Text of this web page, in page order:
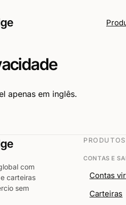
apenas em inglês.
com
carteiras
sem
PRODUTOS
CONTAS E
Contas
Carteiras